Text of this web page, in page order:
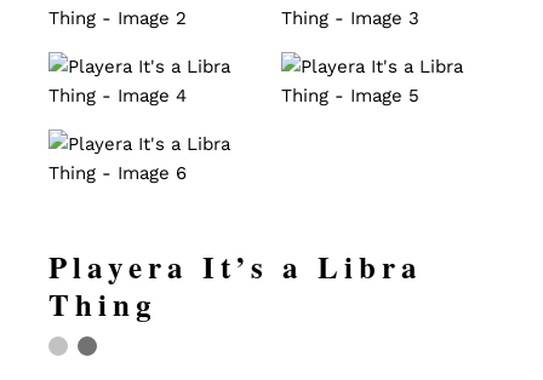
Playera It’s a Libra
Thing